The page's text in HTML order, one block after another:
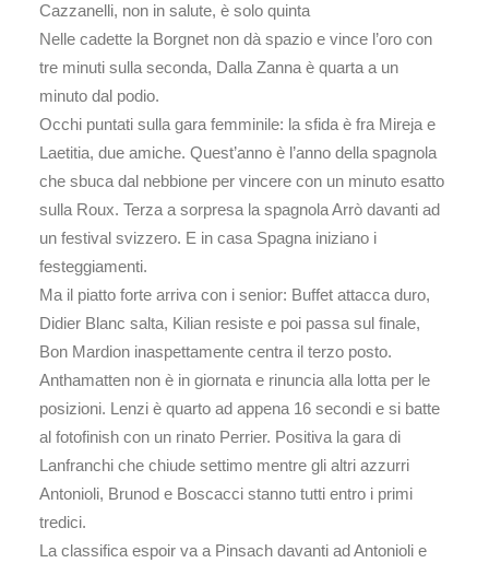
Cazzanelli, non in salute, è solo quinta
Nelle cadette la Borgnet non dà spazio e vince l’oro con
tre minuti sulla seconda, Dalla Zanna è quarta a un
minuto dal podio.
Occhi puntati sulla gara femminile: la sfida è fra Mireja e
Laetitia, due amiche. Quest’anno è l’anno della spagnola
che sbuca dal nebbione per vincere con un minuto esatto
sulla Roux. Terza a sorpresa la spagnola Arrò davanti ad
un festival svizzero. E in casa Spagna iniziano i
festeggiamenti.
Ma il piatto forte arriva con i senior: Buffet attacca duro,
Didier Blanc salta, Kilian resiste e poi passa sul finale,
Bon Mardion inaspettamente centra il terzo posto.
Anthamatten non è in giornata e rinuncia alla lotta per le
posizioni. Lenzi è quarto ad appena 16 secondi e si batte
al fotofinish con un rinato Perrier. Positiva la gara di
Lanfranchi che chiude settimo mentre gli altri azzurri
Antonioli, Brunod e Boscacci stanno tutti entro i primi
tredici.
La classifica espoir va a Pinsach davanti ad Antonioli e